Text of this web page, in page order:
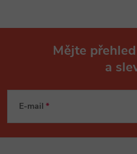
p
Mějte
a
E-mail